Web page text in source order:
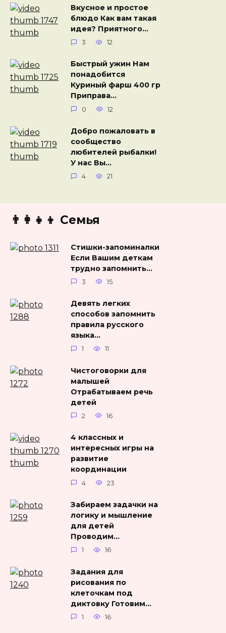
Вкусное и простое
блюдo Как вам такая
идея? Приятного…
3 12
Быстрый ужин Нам
понадобится
Куриный фарш 400 гр
Приправа…
0 12
Добро пожаловать в
сообщество
любителей рыбалки!
У нас Вы…
4 21
👨‍👩‍👧‍👦 Семья
Стишки-запоминалки
Если Вашим деткам
трудно запомнить…
3 15
Девять легких
способов запомнить
правила русского
языка…
1 11
Чистоговорки для
малышей
Отрабатываем речь
детей
2 16
4 классных и
интересных игры на
развитие
координации
4 23
Забираем задачки на
логику и мышление
для детей
Проводим…
1 16
Задания для
рисования по
клеточкам под
диктовку Готовим…
1 16